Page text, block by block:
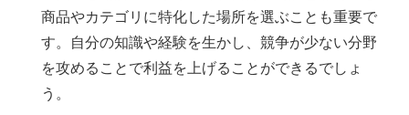
商品やカテゴリに特化した場所を選ぶことも重要で
す。自分の知識や経験を生かし、競争が少ない分野
を攻めることで利益を上げることができるでしょ
う。